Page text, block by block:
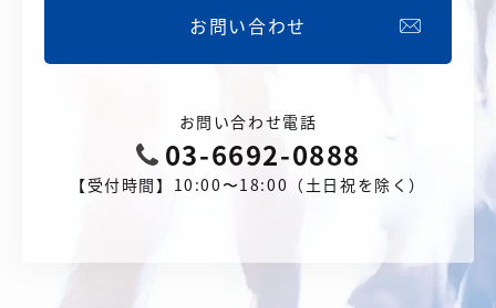
お問い合わせ
お問い合わせ電話
03-6692-0888
【受付時間】10:00〜18:00（土日祝を除く）